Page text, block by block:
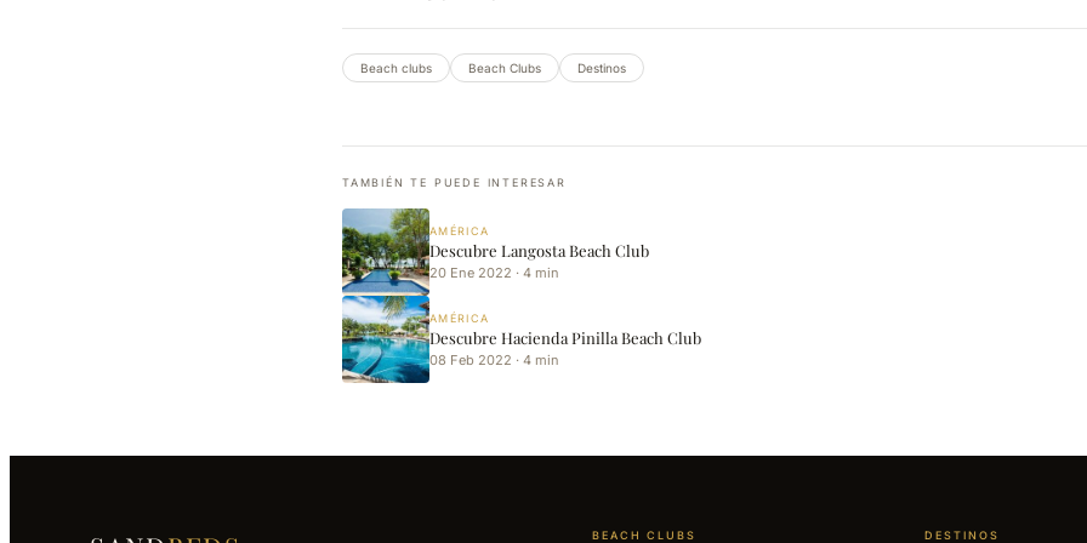
Beach clubs Beach Clubs Destinos
TAMBIÉN TE PUEDE INTERESAR
AMÉRICA
Descubre Langosta Beach Club
20 Ene 2022 · 4 min
AMÉRICA
Descubre Hacienda Pinilla Beach Club
08 Feb 2022 · 4 min
BEACH CLUBS DESTINOS